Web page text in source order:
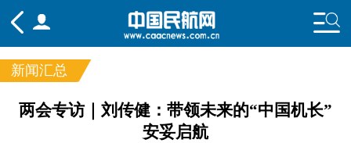
频道
国内
新闻汇总
两会专访｜刘传健：​带领未来的“中国机长”
安妥启航